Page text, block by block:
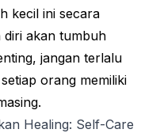
kecil ini secara
diri akan tumbuh
jangan terlalu
orang memiliki
Healing: Self-Care